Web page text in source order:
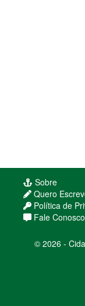
Sobre
Quero
Política de
Fale Conosco
© 2026 -